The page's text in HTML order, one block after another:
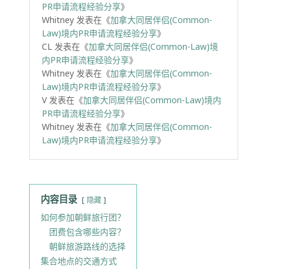
PR申请流程经验分享》
Whitney 发表在《加拿大同居伴侣(Common-
Law)境内PR申请流程经验分享》
CL 发表在《加拿大同居伴侣(Common-Law)境
内PR申请流程经验分享》
Whitney 发表在《加拿大同居伴侣(Common-
Law)境内PR申请流程经验分享》
V发表在《加拿大同居伴侣(Common-Law)境内
PR申请流程经验分享》
Whitney 发表在《加拿大同居伴侣(Common-
Law)境内PR申请流程经验分享》
内容目录 隐藏
如何参加朝鲜旅行团？
团费包含哪些内容？
朝鲜旅游路线的选择
集合地点的交通方式